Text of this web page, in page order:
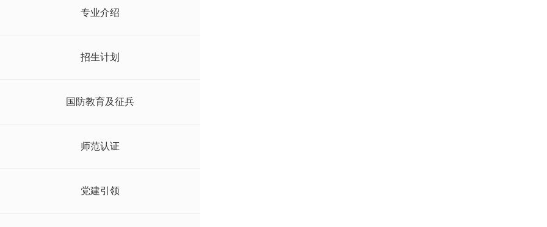
专业介绍
招生计划
国防教育及征兵
师范认证
党建引领